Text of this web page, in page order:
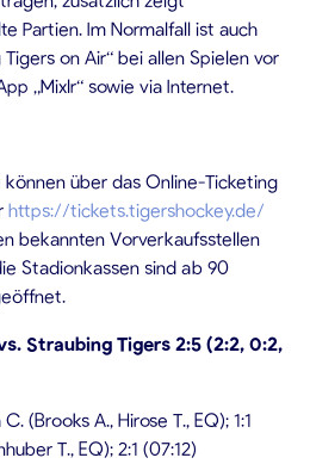
Partien. Im Normalfall ist auch
on Air“ bei allen Spielen vor
„Mixlr“ sowie via Internet.
über das Online-Ticketing
https://tickets.tigershockey.de/
bekannten Vorverkaufsstellen
Stadionkassen sind ab 90
Straubing Tigers 2:5 (2:2, 0:2,
(Brooks A., Hirose T., EQ); 1:1
T., EQ); 2:1 (07:12)